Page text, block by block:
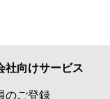
社向けサービス
のご登録